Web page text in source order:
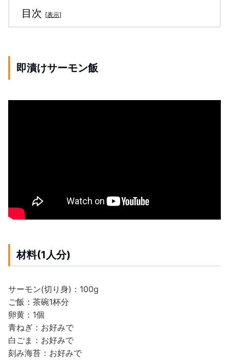
目次 [表示]
即漬けサーモン飯
材料(1人分)
サーモン(切り身)：100g
ご飯：茶碗1杯分
卵黄：1個
青ねぎ：お好みで
白ごま：お好みで
刻み海苔：お好みで